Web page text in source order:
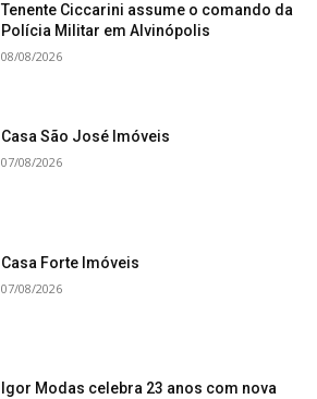
Tenente Ciccarini assume o comando da
Polícia Militar em Alvinópolis
08/08/2026
Casa São José Imóveis
07/08/2026
Casa Forte Imóveis
07/08/2026
Igor Modas celebra 23 anos com nova